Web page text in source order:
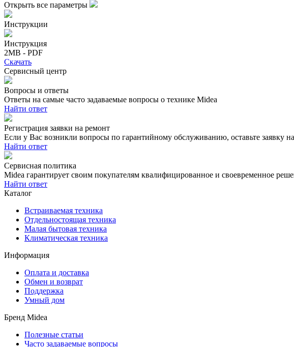
Открыть все параметры
Инструкции
Инструкция
2MB - PDF
Скачать
Сервисный центр
Вопросы и ответы
Ответы на самые часто задаваемые вопросы о технике Midea
Найти ответ
Регистрация заявки на ремонт
Если у Вас возникли вопросы по гарантийному обслуживанию, оставьте заявку
Найти ответ
Сервисная политика
Midea гарантирует своим покупателям квалифицированное и своевременное
Найти ответ
Каталог
Встраиваемая техника
Отдельностоящая техника
Малая бытовая техника
Климатическая техника
Информация
Оплата и доставка
Обмен и возврат
Поддержка
Умный дом
Бренд Midea
Полезные статьи
Часто задаваемые вопросы